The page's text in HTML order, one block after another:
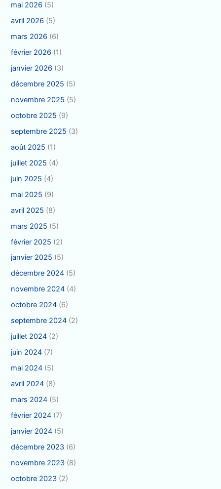
mai 2026 (5)
avril 2026 (5)
mars 2026 (6)
février 2026 (1)
janvier 2026 (3)
décembre 2025 (5)
novembre 2025 (5)
octobre 2025 (9)
septembre 2025 (3)
août 2025 (1)
juillet 2025 (4)
juin 2025 (4)
mai 2025 (9)
avril 2025 (8)
mars 2025 (5)
février 2025 (2)
janvier 2025 (5)
décembre 2024 (5)
novembre 2024 (4)
octobre 2024 (6)
septembre 2024 (2)
juillet 2024 (2)
juin 2024 (7)
mai 2024 (5)
avril 2024 (8)
mars 2024 (5)
février 2024 (7)
janvier 2024 (5)
décembre 2023 (6)
novembre 2023 (8)
octobre 2023 (2)